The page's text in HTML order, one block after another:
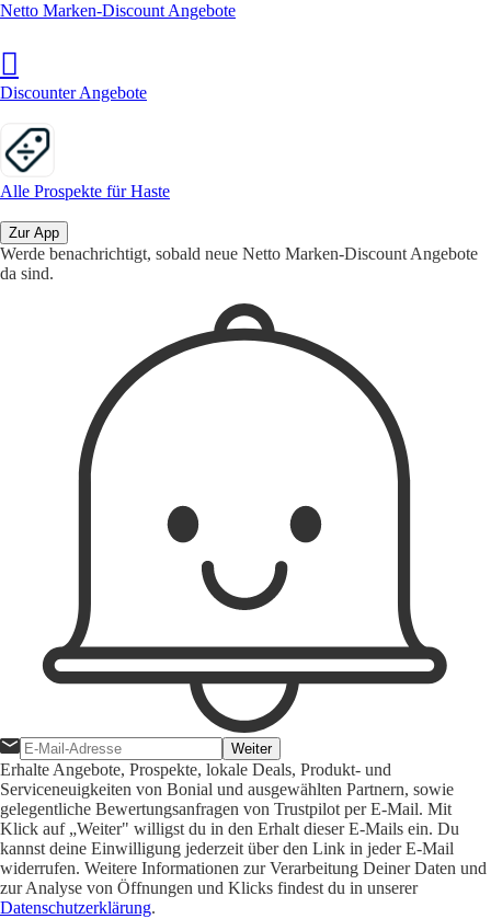
Netto Marken-Discount Angebote
Discounter Angebote
Alle Prospekte für Haste
Zur App
Werde benachrichtigt, sobald neue Netto Marken-Discount Angebote
da sind.
Weiter
Erhalte Angebote, Prospekte, lokale Deals, Produkt- und
Serviceneuigkeiten von Bonial und ausgewählten Partnern, sowie
gelegentliche Bewertungsanfragen von Trustpilot per E-Mail. Mit
Klick auf „Weiter" willigst du in den Erhalt dieser E-Mails ein. Du
kannst deine Einwilligung jederzeit über den Link in jeder E-Mail
widerrufen. Weitere Informationen zur Verarbeitung Deiner Daten und
zur Analyse von Öffnungen und Klicks findest du in unserer
Datenschutzerklärung.